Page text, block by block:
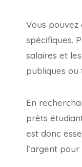
Vous
spécifiques.
salaires et
publiques ou
En
prêts
est donc
l’argent